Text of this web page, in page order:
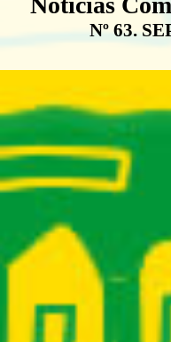
Nº 63.